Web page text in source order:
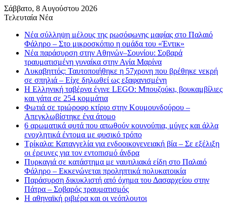
Σάββατο, 8 Αυγούστου 2026
Τελευταία Νέα
Νέα σύλληψη μέλους της ρωσόφωνης μαφίας στο Παλαιό
Φάληρο – Στο μικροσκόπιο η ομάδα του «Έντικ»
Νέα παράσυρση στην Αθηνών–Σουνίου: Σοβαρά
τραυματισμένη γυναίκα στην Αγία Μαρίνα
Λυκαβηττός: Ταυτοποιήθηκε η 57χρονη που βρέθηκε νεκρή
σε σπηλιά – Είχε δηλωθεί ως εξαφανισμένη
H Ελληνική ταβέρνα έγινε LEGO: Μπουζούκι, βουκαμβίλιες
και γάτα σε 254 κομμάτια
Φωτιά σε τριώροφο κτίριο στην Κουμουνδούρου –
Απεγκλωβίστηκε ένα άτομο
6 αρωματικά φυτά που απωθούν κουνούπια, μύγες και άλλα
ενοχλητικά έντομα με φυσικό τρόπο
Τρίκαλα: Καταγγελία για ενδοοικογενειακή βία – Σε εξέλιξη
οι έρευνες για τον εντοπισμό άνδρα
Πυρκαγιά σε κατάστημα με ναυτιλιακά είδη στο Παλαιό
Φάληρο – Εκκενώνεται προληπτικά πολυκατοικία
Παράσυρση δικυκλιστή από όχημα του Δασαρχείου στην
Πάτρα – Σοβαρός τραυματισμός
Η αθηναϊκή ριβιέρα και οι νεόπλουτοι